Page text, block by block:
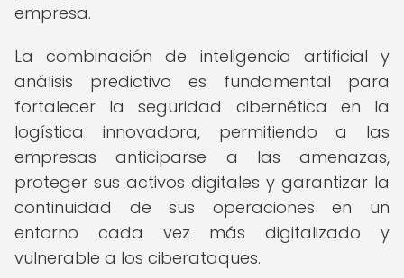
empresa.
La combinación de inteligencia artificial y
análisis predictivo es fundamental para
fortalecer la seguridad cibernética en la
logística innovadora, permitiendo a las
empresas anticiparse a las amenazas,
proteger sus activos digitales y garantizar la
continuidad de sus operaciones en un
entorno cada vez más digitalizado y
vulnerable a los ciberataques.